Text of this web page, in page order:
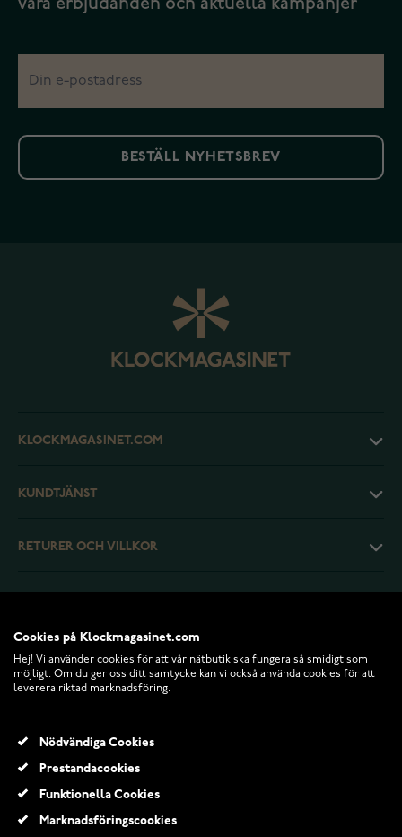
BESTÄLL NYHETSBREV
KLOCKMAGASINET.COM
KUNDTJÄNST
RETURER OCH VILLKOR
© 2026 Klockmagasinet.com
Cookies på Klockmagasinet.com
Hej! Vi använder cookies för att vår nätbutik ska fungera så smidigt som
möjligt. Om du ger oss ditt samtycke kan vi också använda cookies för att
leverera riktad marknadsföring.
Nödvändiga Cookies
Prestandacookies
Funktionella Cookies
Marknadsföringscookies